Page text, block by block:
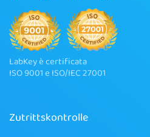
LabKey è certificata
ISO 9001 e ISO/IEC 27001
Zutrittskontrolle